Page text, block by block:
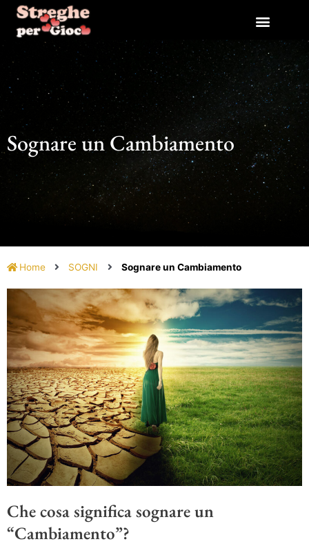
contenuto
Sognare un Cambiamento
Home SOGNI Sognare un Cambiamento
Che cosa significa sognare un
“Cambiamento”?